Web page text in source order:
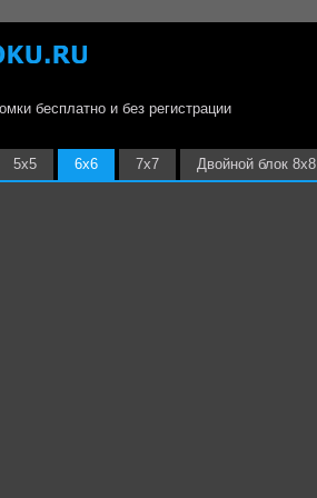
бесплатно и без регистрации
5х5 6х6 7х7 Двойной блок 8х8